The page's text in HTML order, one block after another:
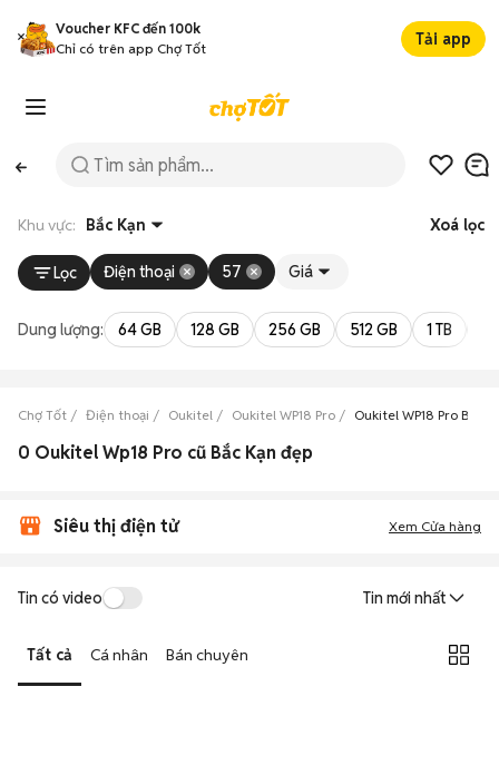
Voucher KFC đến 100k
Chỉ có trên app Chợ Tốt
Tải app
Khu vực: Bắc Kạn Xoá lọc
Lọc Điện thoại 57 Giá
Dung lượng: 64 GB 128 GB 256 GB 512 GB 1 TB
Chợ Tốt Điện thoại Oukitel Oukitel WP18 Pro Oukitel WP18 Pro Bắc
0 Oukitel Wp18 Pro cũ Bắc Kạn đẹp
Siêu thị điện tử Xem Cửa hàng
Tin có video Tin mới nhất
Tất cả Cá nhân Bán chuyên